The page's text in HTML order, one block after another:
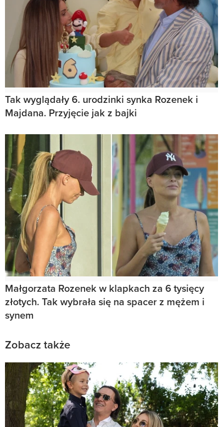
Tak wyglądały 6. urodzinki synka Rozenek i
Majdana. Przyjęcie jak z bajki
Małgorzata Rozenek w klapkach za 6 tysięcy
złotych. Tak wybrała się na spacer z mężem i
synem
Zobacz także